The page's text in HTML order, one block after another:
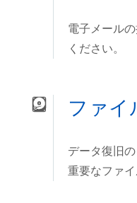
電子メール
ください。
ファイ
データ復旧
重要なファイ